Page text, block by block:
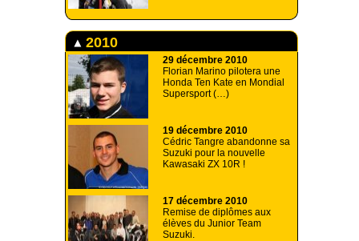
2010
29 décembre 2010
Florian Marino pilotera une
Honda Ten Kate en Mondial
Supersport (…)
19 décembre 2010
Cédric Tangre abandonne sa
Suzuki pour la nouvelle
Kawasaki ZX 10R !
17 décembre 2010
Remise de diplômes aux
élèves du Junior Team
Suzuki.